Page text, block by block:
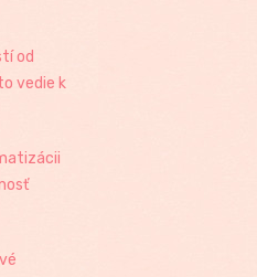
od
vedie k